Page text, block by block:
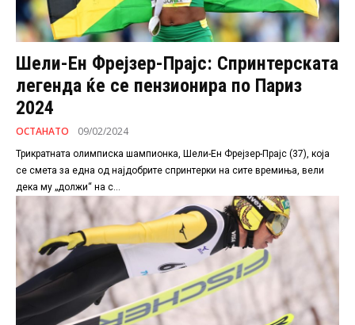
Шели-Ен Фрејзер-Прајс: Спринтерската
легенда ќе се пензионира по Париз
2024
ОСТАНАТО 09/02/2024
Трикратната олимписка шампионка, Шели-Ен Фрејзер-Прајс (37), која
се смета за една од најдобрите спринтерки на сите времиња, вели
дека му „должи“ на с...